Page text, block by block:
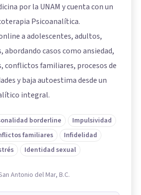
por la UNAM y cuenta con un
Psicoanalítica.
a adolescentes, adultos,
abordando casos como ansiedad,
conflictos familiares, procesos de
y baja autoestima desde un
integral.
borderline
Impulsividad
familiares
Infidelidad
Identidad sexual
Antonio del Mar, B.C.